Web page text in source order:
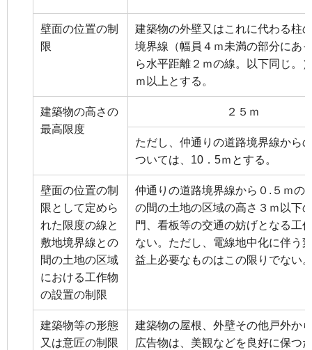
壁面の位置の制
限
建築物の外壁又はこれに代わる柱
境界線（幅員４ｍ未満の部分にあ
ら水平距離２ｍの線。以下同じ。
ｍ以上とする。
建築物の高さの
最高限度
２５ｍ
ただし、仲通りの道路境界線から
ついては、10．5ｍとする。
壁面の位置の制
限として定めら
れた限度の線と
敷地境界線との
間の土地の区域
における工作物
の設置の制限
仲通りの道路境界線から０.５ｍの
の間の土地の区域の高さ３ｍ以下
門、看板等の交通の妨げとなる工
ない。ただし、電線地中化に伴う
益上必要なものはこの限りでない
建築物等の形態
又は意匠の制限
建築物の屋根、外壁その他戸外か
広告物は、美観などを良好に保つ